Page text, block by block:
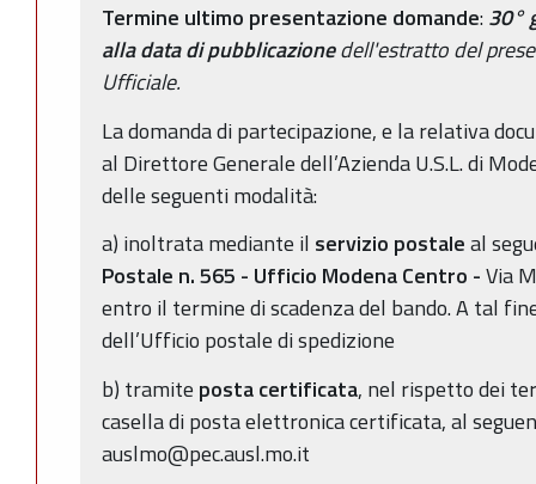
Termine ultimo presentazione domande:30°
alla data di pubblicazionedell'estratto del
Ufficiale.
La domanda di partecipazione, e la relativa
al Direttore Generale dell’Azienda U.S.L. di
delle seguenti modalità:
a) inoltrata mediante il servizio postaleal
Postale n. 565 - Ufficio Modena Centro -Via
entro il termine di scadenza del bando. A tal
dell’Ufficio postale di spedizione
b) tramite posta certificata, nel rispetto dei
casella di posta elettronica certificata, al
auslmo@pec.ausl.mo.it